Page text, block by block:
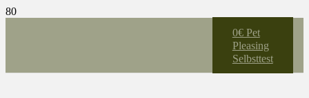
0€ Pet
Pleasing
Selbsttest